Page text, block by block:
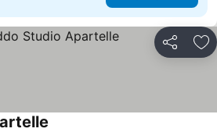
Partilhar